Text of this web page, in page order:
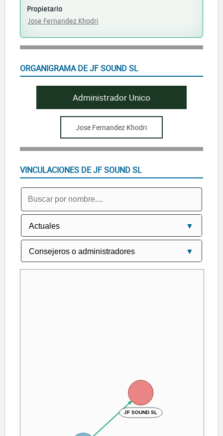
Propietario
Jose Fernandez Khodri
ORGANIGRAMA DE JF SOUND SL
Administrador Unico
Jose Fernandez Khodri
VINCULACIONES DE JF SOUND SL
JF SOUND SL